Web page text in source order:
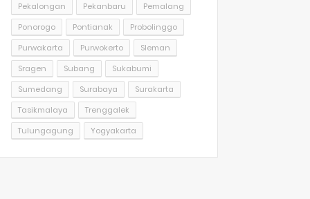
Pekalongan
Pekanbaru
Pemalang
Ponorogo
Pontianak
Probolinggo
Purwakarta
Purwokerto
Sleman
Sragen
Subang
Sukabumi
Sumedang
Surabaya
Surakarta
Tasikmalaya
Trenggalek
Tulungagung
Yogyakarta